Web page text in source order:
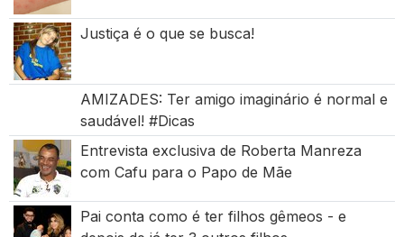
Justiça é o que se busca!
AMIZADES: Ter amigo imaginário é normal e
saudável! #Dicas
Entrevista exclusiva de Roberta Manreza
com Cafu para o Papo de Mãe
Pai conta como é ter filhos gêmeos - e